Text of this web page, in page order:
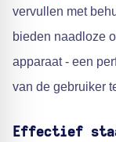
vervullen met
bieden naadloze
apparaat - een
van de gebruiker
Effectief